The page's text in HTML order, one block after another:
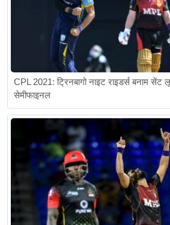
CPL 2021: ट्रिनबागो नाइट राइडर्स बनाम सेंट
सेमीफाइनल